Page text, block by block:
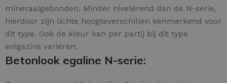
mineraalgebonden. Minder nivelerend dan de N-serie,
hierdoor zijn lichte hoogteverschillen kenmerkend voor
dit type. Ook de kleur kan per partij bij dit type
enigszins variëren.
Betonlook egaline N-serie: